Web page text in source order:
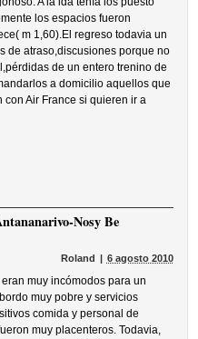
los espacios fueron
m 1,60).El regreso todavia un
de atraso,discusiones porque no
de un entero trenino de
a domicilio aquellos que
con Air France si quieren ir a
Nosy Be
Roland 6 agosto 2010
muy incómodos para un
muy pobre y servicios
comida y personal de
muy placenteros. Todavia,